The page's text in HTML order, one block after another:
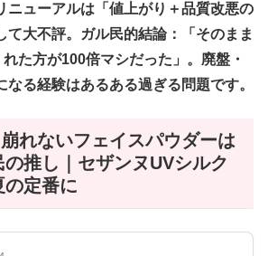
ューアルは「値上がり＋品質改悪の
て大不評。ガル民的結論：「そのまま
た方が100倍マシだった」。廃盤・
なる経験はあるある過ぎる問題です。
れないフェイスパウダーは
の推し｜セザンヌUVシルク
の定番に